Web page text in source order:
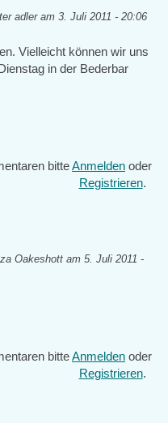
adleram 3. Juli 2011 - 20:06
Vielleicht können wir uns
in der Bederbar
bitteAnmelden oder
Registrieren.
Oakeshott am 5. Juli 2011 -
bitteAnmelden oder
Registrieren.